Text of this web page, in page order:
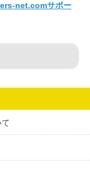
net.comサポー
て